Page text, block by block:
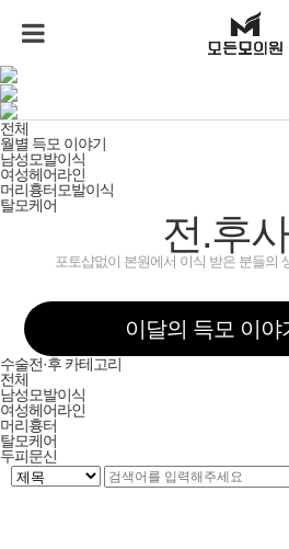
전후사진
전체
전체
월별 득모 이야기
남성모발이식
여성헤어라인
머리흉터모발이식
탈모케어
전.후
포토샵없이 본원에서 이식 받은 분들의
이달의 득모 이야
수술전·후 카테고리
전체
남성모발이식
여성헤어라인
머리흉터
탈모케어
두피문신